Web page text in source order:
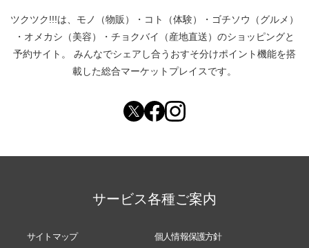
ツクツク!!!は、 モノ（物販） ・ コト（体験） ・ ゴチソウ（グルメ）
・ オメカシ（美容） ・ チョクバイ（産地直送） のショッピングと
予約サイト。
みんなでシェアし合う おすそ分けポイント機能を搭
載した総合マーケットプレイスです。
サービス各種ご案内
サイトマップ 個人情報保護方針